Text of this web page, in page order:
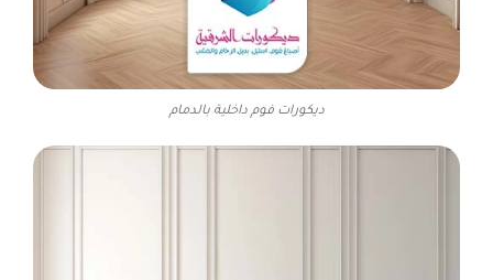
ديكورات فوم داخلية بالدمام